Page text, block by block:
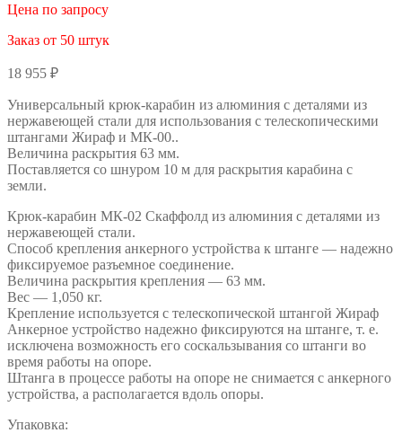
Цена по запросу
Заказ от 50 штук
18 955 ₽
Универсальный крюк-карабин из алюминия с деталями из
нержавеющей стали для использования с телескопическими
штангами Жираф и МК-00..
Величина раскрытия 63 мм.
Поставляется со шнуром 10 м для раскрытия карабина с
земли.
Крюк-карабин МК-02 Скаффолд из алюминия с деталями из
нержавеющей стали.
Способ крепления анкерного устройства к штанге — надежно
фиксируемое разъемное соединение.
Величина раскрытия крепления — 63 мм.
Вес — 1,050 кг.
Крепление используется с телескопической штангой Жираф
Анкерное устройство надежно фиксируются на штанге, т. е.
исключена возможность его соскальзывания со штанги во
время работы на опоре.
Штанга в процессе работы на опоре не снимается с анкерного
устройства, а располагается вдоль опоры.
Упаковка: